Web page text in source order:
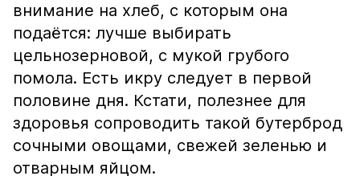
внимание на хлеб, с которым она
подаётся: лучше выбирать
цельнозерновой, с мукой грубого
помола. Есть икру следует в первой
половине дня. Кстати, полезнее для
здоровья сопроводить такой бутерброд
сочными овощами, свежей зеленью и
отварным яйцом.